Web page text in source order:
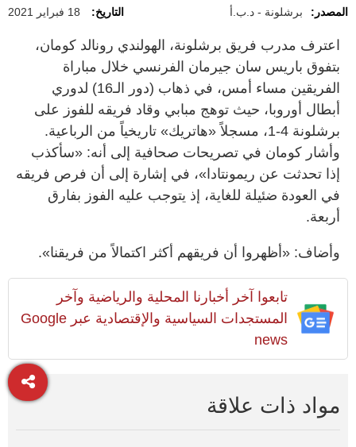
المصدر: برشلونة - د.ب.أ التاريخ: 18 فبراير 2021
اعترف مدرب فريق برشلونة، الهولندي رونالد كومان،
بتفوق باريس سان جيرمان الفرنسي خلال مباراة
الفريقين مساء أمس، في ذهاب (دور الـ16) لدوري
أبطال أوروبا، حيث توهج مبابي وقاد فريقه للفوز على
برشلونة 4-1، مسجلاً «هاتريك» تاريخياً من الرباعية.
وأشار كومان في تصريحات صحافية إلى أنه: «سأكذب
إذا تحدثت عن ريمونتادا»، في إشارة إلى أن فرص فريقه
في العودة ضئيلة للغاية، إذ يتوجب عليه الفوز بفارق
أربعة.
وأضاف: «أظهروا أن فريقهم أكثر اكتمالاً من فريقنا».
تابعوا آخر أخبارنا المحلية والرياضية وآخر
المستجدات السياسية والإقتصادية عبر Google
news
مواد ذات علاقة